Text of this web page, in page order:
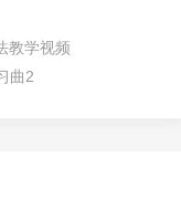
教学视频
曲2